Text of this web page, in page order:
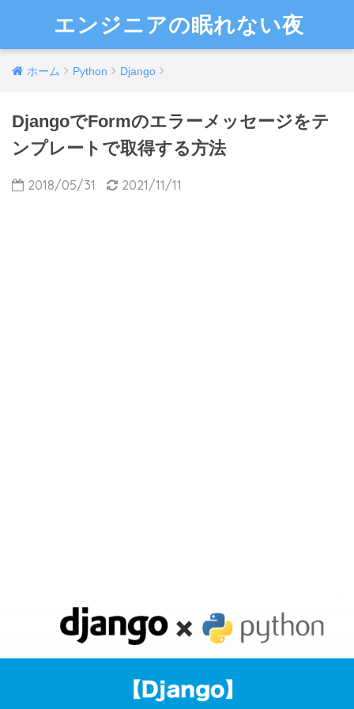
エンジニアの眠れない夜
ホーム Python Django
DjangoでFormのエラーメッセージをテ
ンプレートで取得する方法
2018/05/31 2021/11/11